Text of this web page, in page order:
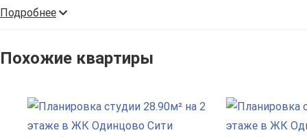
Подробнее
Похожие квартиры